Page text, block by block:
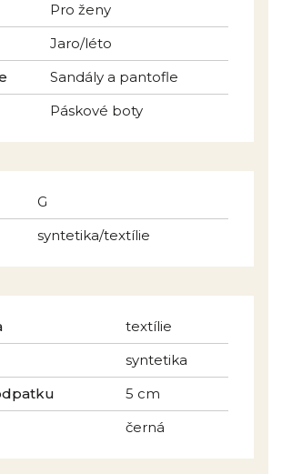
Pro ženy
Jaro/léto
Sandály a pantofle
Páskové boty
G
syntetika/textílie
textílie
syntetika
5 cm
černá